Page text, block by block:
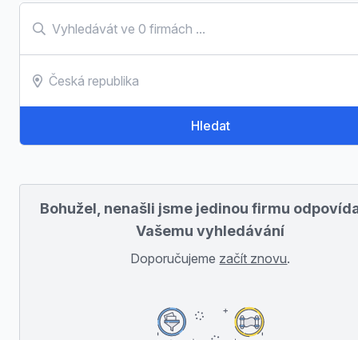
Hledat
Bohužel, nenašli jsme jedinou firmu
Vašemu vyhledávání
Doporučujeme začít znovu.